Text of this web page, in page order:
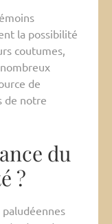
la possibilité
coutumes,
de
de notre
du
?